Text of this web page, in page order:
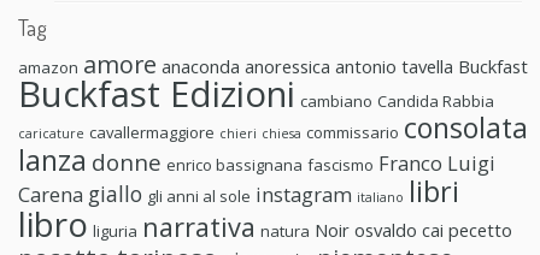
Tag
amazon amore anaconda anoressica antonio tavella Buckfast
Buckfast Edizioni cambiano Candida Rabbia
caricature cavallermaggiore chieri chiesa commissario consolata
lanza donne enrico bassignana fascismo Franco Luigi
Carena giallo gli anni al sole instagram italiano libri
libro liguria narrativa natura Noir osvaldo cai pecetto